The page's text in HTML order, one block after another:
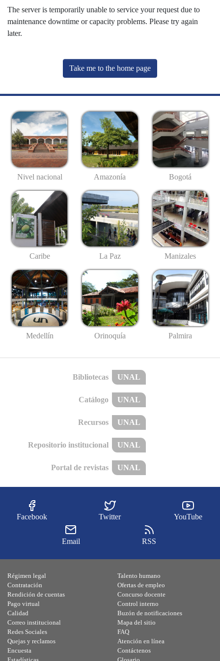
The server is temporarily unable to service your request due to
maintenance downtime or capacity problems. Please try again
later.
Take me to the home page
Nivel nacional Amazonía Bogotá
Caribe La Paz Manizales
Medellín Orinoquía Palmira
Bibliotecas UNAL
Catálogo UNAL
Recursos UNAL
Repositorio institucional UNAL
Portal de revistas UNAL
Facebook Twitter YouTube
Email RSS
Régimen legal
Contratación
Rendición de cuentas
Pago virtual
Calidad
Talento humano
Ofertas de empleo
Concurso docente
Control interno
Buzón de notificaciones
Correo institucional
Redes Sociales
Quejas y reclamos
Encuesta
Mapa del sitio
FAQ
Atención en línea
Contáctenos